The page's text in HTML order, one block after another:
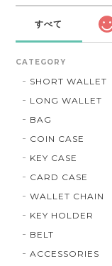
すべて
CATEGORY
SHORT WALLET
LONG WALLET
BAG
COIN CASE
KEY CASE
CARD CASE
WALLET CHAIN
KEY HOLDER
BELT
ACCESSORIES